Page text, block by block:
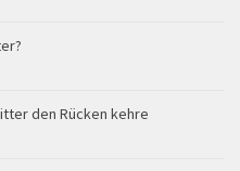
den Rücken kehre